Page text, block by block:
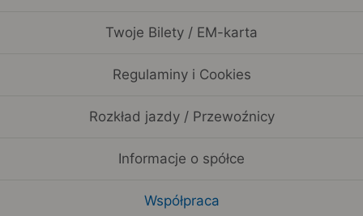
Twoje Bilety / EM-karta
Regulaminy i Cookies
Rozkład jazdy / Przewoźnicy
Informacje o spółce
Współpraca